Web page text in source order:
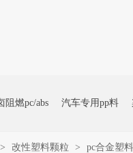
阻燃pc/abs 汽车专用pp料
> 改性塑料颗粒 > pc合金塑料